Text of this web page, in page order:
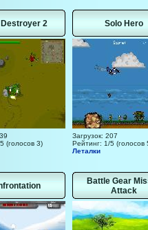
Destroyer 2
(голосов 3)
Solo Hero
Загрузок: 207
Рейтинг: 1/5 (голосов
Леталки
Battle Gear
Attack